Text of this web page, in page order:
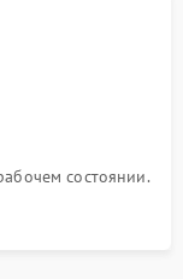
состоянии.